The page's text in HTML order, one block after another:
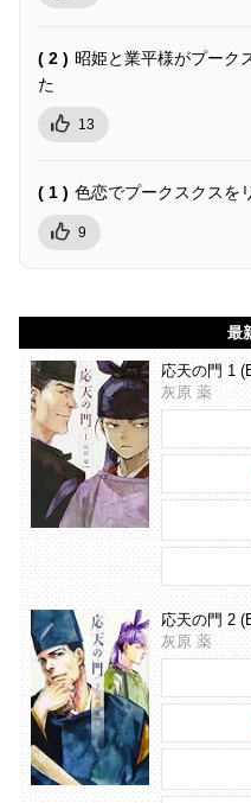
( 2 ) 昭姫と業平様がプーク
た
13
( 1 ) 色恋でプークスクスを
9
最
応天の門 1
灰原 薬
応天の門 2
灰原 薬